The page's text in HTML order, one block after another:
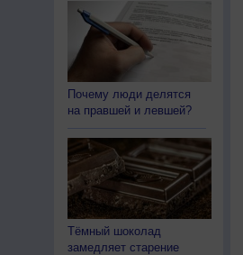
Почему люди делятся
на правшей и левшей?
Тёмный шоколад
замедляет старение